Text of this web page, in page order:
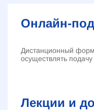
Онлайн-
Дистанционный
осуществлять
Лекции и